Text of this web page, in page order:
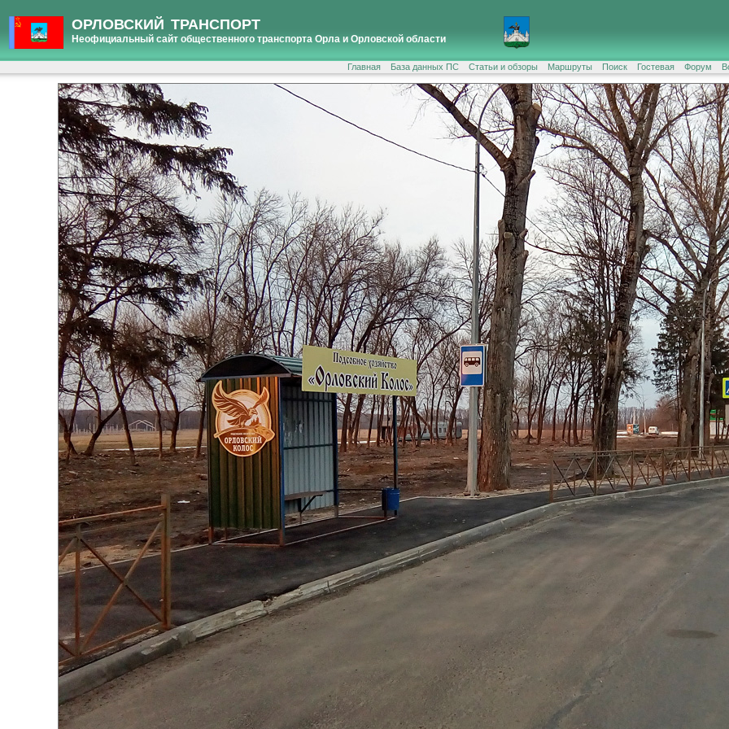
ОРЛОВСКИЙ ТРАНСПОРТ
Неофициальный сайт общественного транспорта Орла и Орловской области
Главная База данных ПС Статьи и обзоры Маршруты Поиск Гостевая Форум